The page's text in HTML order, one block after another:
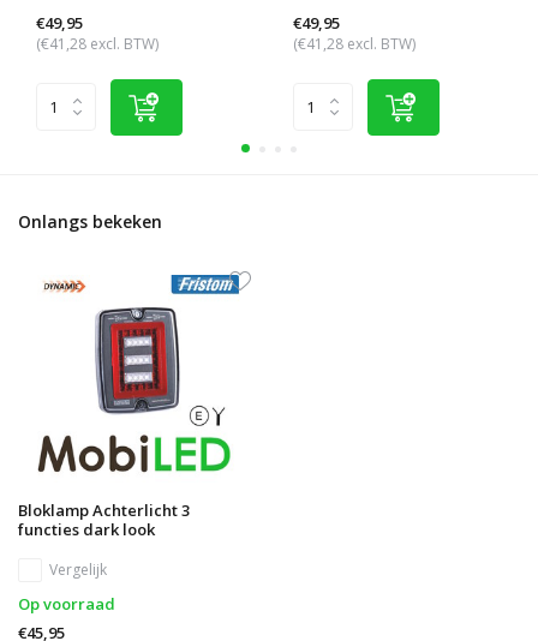
€49,95
(€41,28 excl. BTW)
€49,95
(€41,28 excl. BTW)
Onlangs bekeken
Bloklamp Achterlicht 3
functies dark look
Vergelijk
Op voorraad
€45,95